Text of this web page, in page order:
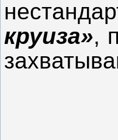
круиза»,